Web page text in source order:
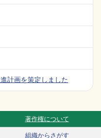
計画を策定しました
著作権について
組織からさがす